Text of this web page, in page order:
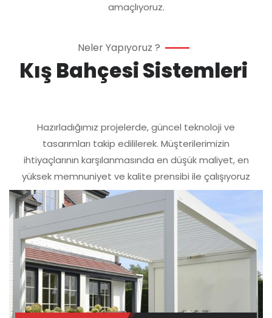
amaçlıyoruz.
Neler Yapıyoruz ?
Kış Bahçesi Sistemleri
Hazırladığımız projelerde, güncel teknoloji ve
tasarımları takip edililerek. Müşterilerimizin
ihtiyaçlarının karşılanmasında en düşük maliyet, en
yüksek memnuniyet ve kalite prensibi ile çalışıyoruz